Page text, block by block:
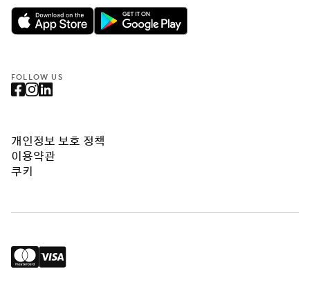
FOLLOW US
개인정보 보호 정책
이용약관
쿠키